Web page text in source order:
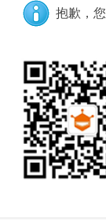
抱歉，